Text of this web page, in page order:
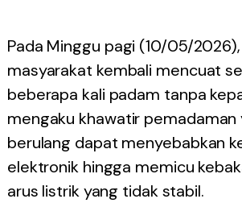
Pada Minggu pagi (10/05/
masyarakat kembali mencuat
beberapa kali padam tanpa
mengaku khawatir pemadaman
berulang dapat menyebabkan
elektronik hingga memicu
arus listrik yang tidak stabil.